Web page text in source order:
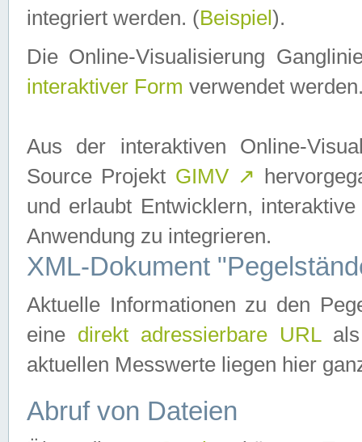
integriert werden. (Beispiel ).
Die Online-Visualisierung
interaktiver Form verwendet
Aus der interaktiven Online-
Source Projekt GIMV ↗
und erlaubt Entwicklern,
Anwendung zu integrieren.
XML-Dokument
Aktuelle Informationen zu den
eine direkt adressierbare URLals
aktuellen Messwerte liegen hier
Abruf von Dateien